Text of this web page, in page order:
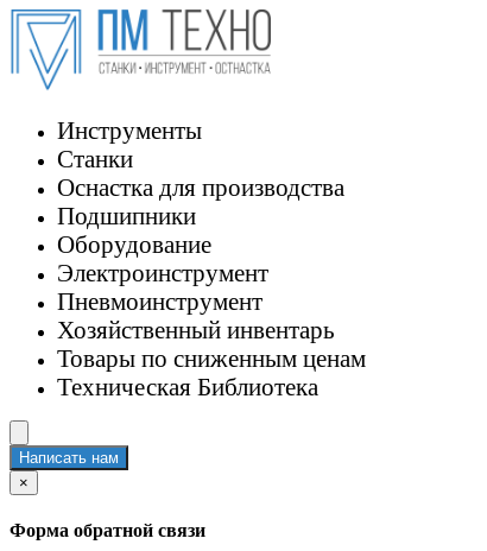
Инструменты
Станки
Оснастка для производства
Подшипники
Оборудование
Электроинструмент
Пневмоинструмент
Хозяйственный инвентарь
Товары по сниженным ценам
Техническая Библиотека
Написать нам
×
Форма обратной связи